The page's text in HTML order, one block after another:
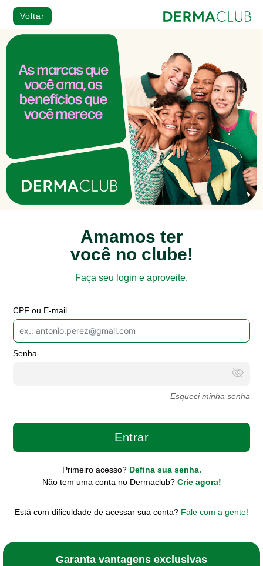
Voltar
Amamos ter
você no clube!
Faça seu login e aproveite.
CPF ou E-mail
Senha
Esqueci minha senha
Entrar
Primeiro acesso? Defina sua senha.
Não tem uma conta no Dermaclub? Crie agora!
Está com dificuldade de acessar sua conta? Fale com a gente!
Garanta vantagens exclusivas